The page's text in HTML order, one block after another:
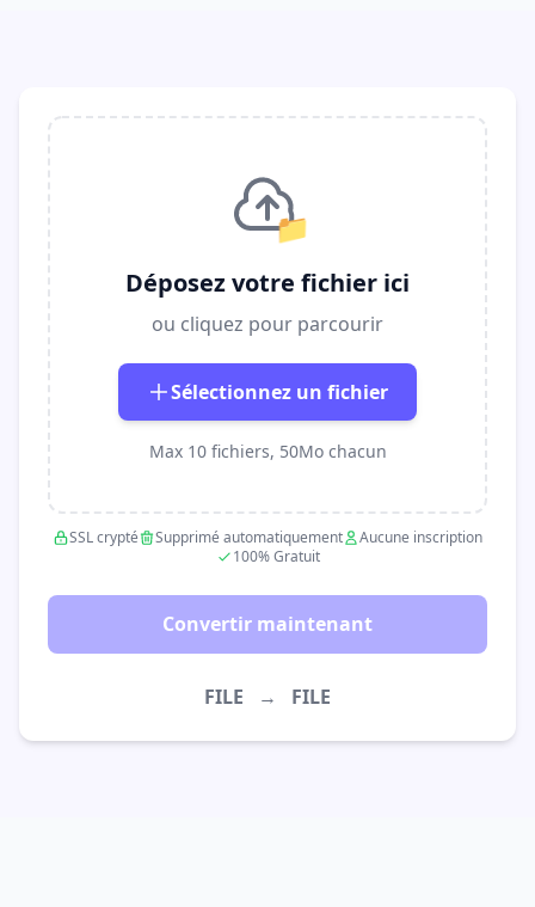
📁
Déposez votre fichier ici
ou cliquez pour parcourir
Sélectionnez un fichier
Max 10 fichiers, 50Mo chacun
SSL crypté Supprimé automatiquement
Aucune inscription
100% Gratuit
Convertir maintenant
FILE → FILE